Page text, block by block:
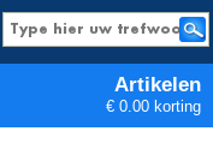
Artikelen
€ 0.00 korting